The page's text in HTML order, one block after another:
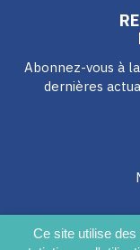
Ce site utilise
Abonnez-vous à
dernières